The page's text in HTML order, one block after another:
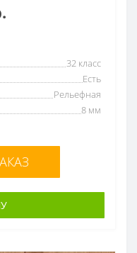
32 класс
Есть
Рельефная
8 мм